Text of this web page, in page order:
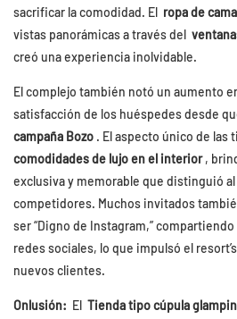
sacrificar la comodidad. El ropa de
vistas panorámicas a través del
creó una experiencia inolvidable.
El complejo también notó un aumento
satisfacción de los huéspedes desde
campaña Bozo . El aspecto único de las
comodidades de lujo en el interior,
exclusiva y memorable que distinguió
competidores. Muchos invitados
ser “Digno de Instagram,”
redes sociales, lo que impulsó el
nuevos clientes.
Onlusión: El Tienda tipo cúpula